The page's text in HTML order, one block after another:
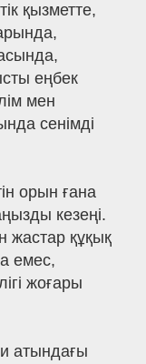
қызметте,
еңбек
мен
сенімді
орын ғана
кезеңі.
жастар құқық
емес,
жоғары
атындағы